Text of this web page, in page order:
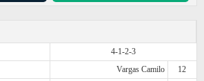
4-1-2-3
Vargas Camilo
12